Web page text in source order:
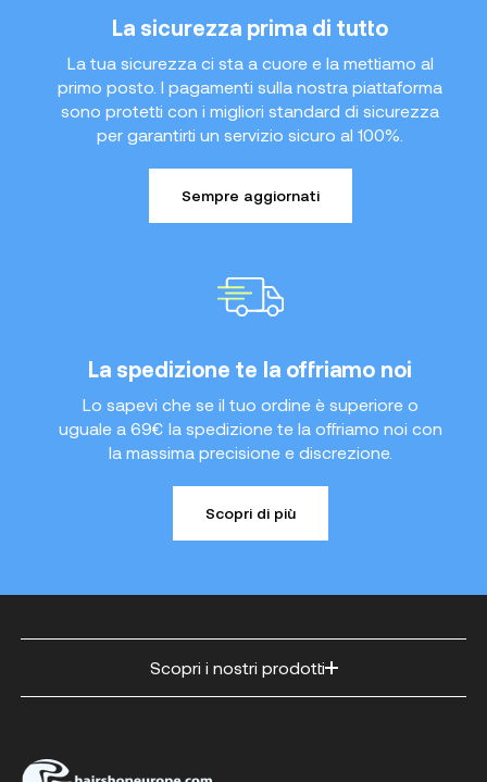
La sicurezza prima di tutto
La tua sicurezza ci sta a cuore e la mettiamo al
primo posto. I pagamenti sulla nostra piattaforma
sono protetti con i migliori standard di sicurezza
per garantirti un servizio sicuro al 100%.
Sempre aggiornati
La spedizione te la offriamo noi
Lo sapevi che se il tuo ordine è superiore o
uguale a 69€ la spedizione te la offriamo noi con
la massima precisione e discrezione.
Scopri di più
Scopri i nostri prodotti